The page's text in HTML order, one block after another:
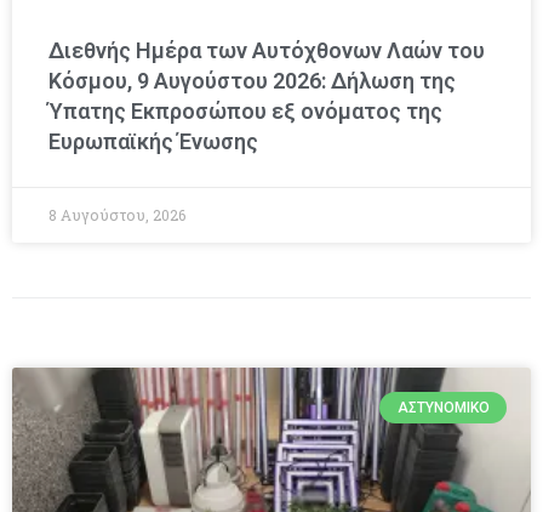
Διεθνής Ημέρα των Αυτόχθονων Λαών του
Κόσμου, 9 Αυγούστου 2026: Δήλωση της
Ύπατης Εκπροσώπου εξ ονόματος της
Ευρωπαϊκής Ένωσης
8 Αυγούστου, 2026
ΑΣΤΥΝΟΜΙΚΌ